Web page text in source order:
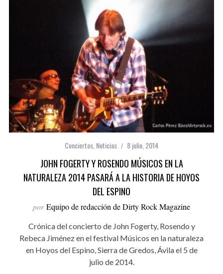
Conciertos Noticias 8 julio, 2014
JOHN FOGERTY Y ROSENDO MÚSICOS EN LA
NATURALEZA 2014 PASARÁ A LA HISTORIA DE HOYOS
DEL ESPINO
por Equipo de redacción de Dirty Rock Magazine
Crónica del concierto de John Fogerty, Rosendo y
Rebeca Jiménez en el festival Músicos en la naturaleza
en Hoyos del Espino, Sierra de Gredos, Ávila el 5 de
julio de 2014.